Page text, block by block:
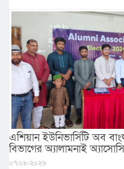
এশিয়ান ইউনিভার্সিটি অব
বিভাগের অ্যালামনাই
০৭/০৮/২০২৬